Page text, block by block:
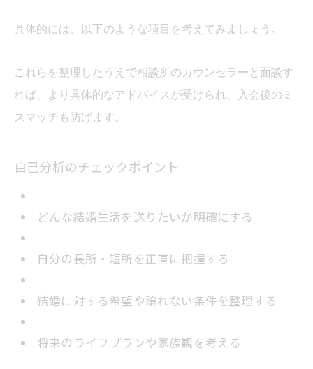
具体的には、以下のような項目を考えてみましょう。
これらを整理したうえで相談所のカウンセラーと面談す
れば、より具体的なアドバイスが受けられ、入会後のミ
スマッチも防げます。
自己分析のチェックポイント
どんな結婚生活を送りたいか明確にする
自分の長所・短所を正直に把握する
結婚に対する希望や譲れない条件を整理する
将来のライフプランや家族観を考える